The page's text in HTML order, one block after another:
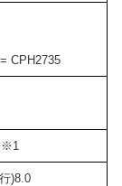
CPH2735
※1
)8.0